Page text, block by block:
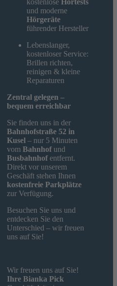
und moderne
Hörgeräte
führender Hersteller
Lebenslanger,
kostenloser Service:
Brillen richten,
reinigen & kleine
Reparaturen
Zentral gelegen –
bequem erreichbar
Sie finden uns in der
Bahnhofstraße 52 in
Kusel – nur 5 Minuten
vom Bahnhofund
Busbahnhofentfernt.
Direkt vor unserem
Geschäft stehen Ihnen
kostenfreie Parkplätze
zur Verfügung.
Besuchen Sie uns und
entdecken Sie den
Unterschied – wir freuen
uns auf Sie!
Wir freuen uns auf Sie!
Ihre Bianka Pick